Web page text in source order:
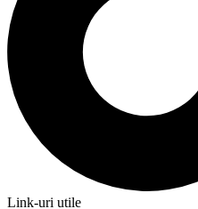
Link-uri utile